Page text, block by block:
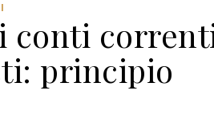
conti
principio